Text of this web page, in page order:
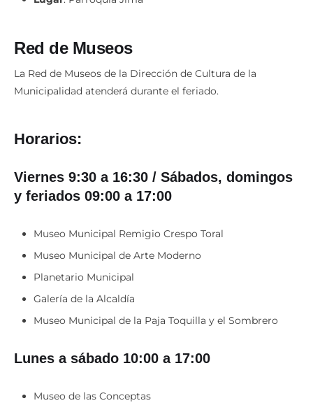
Red de Museos
La Red de Museos de la Dirección de Cultura de la
Municipalidad atenderá durante el feriado.
Horarios:
Viernes 9:30 a 16:30 / Sábados, domingos
y feriados 09:00 a 17:00
Museo Municipal Remigio Crespo Toral
Museo Municipal de Arte Moderno
Planetario Municipal
Galería de la Alcaldía
Museo Municipal de la Paja Toquilla y el Sombrero
Lunes a sábado 10:00 a 17:00
Museo de las Conceptas